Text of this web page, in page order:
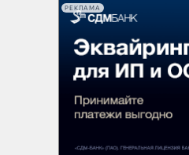
РЕКЛАМА